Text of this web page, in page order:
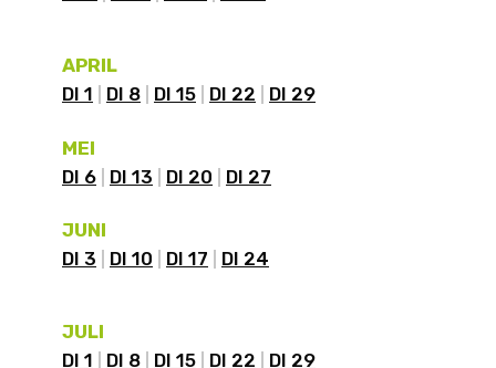
APRIL
DI 1
DI 8 DI 15 DI 22 DI 29
MEI
DI 6
DI 13 DI 20 DI 27
JUNI
DI 3
DI 10 DI 17 DI 24
JULI
DI 1
DI 8 DI 15 DI 22 DI 29